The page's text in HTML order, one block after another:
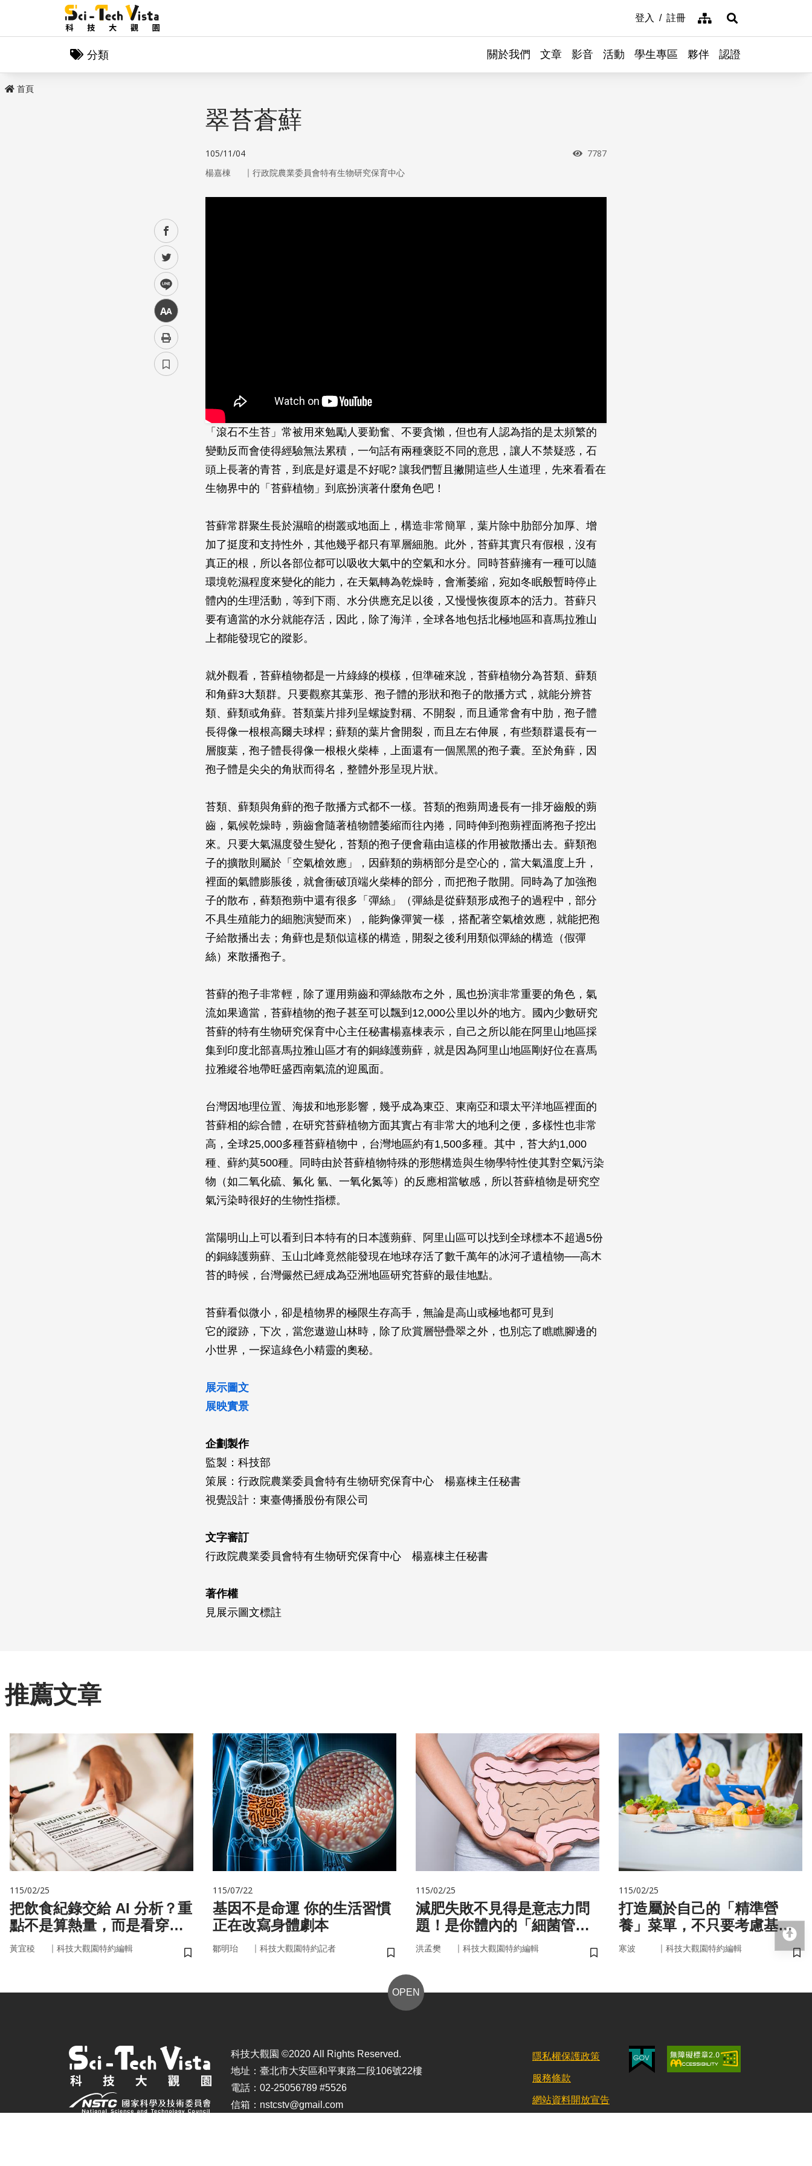
登入 註冊 網站導覽展開搜尋
分類 關於我們 文章 影音 活動 學生專區 夥伴 認證
首頁
facebook
twitter
line
中
翠苔蒼蘚
105/11/04 瀏覽次數
7787
楊嘉棟 ｜ 行政院農業委員會特有生物研究保育中心
「滾石不生苔」常被用來勉勵人要勤奮、不要貪懶，但也有人認為指的是太頻繁的
變動反而會使得經驗無法累積，一句話有兩種褒貶不同的意思，讓人不禁疑惑，石
頭上長著的青苔，到底是好還是不好呢? 讓我們暫且撇開這些人生道理，先來看看在
生物界中的「苔蘚植物」到底扮演著什麼角色吧！
苔蘚常群聚生長於濕暗的樹叢或地面上，構造非常簡單，葉片除中肋部分加厚、增
加了挺度和支持性外，其他幾乎都只有單層細胞。此外，苔蘚其實只有假根，沒有
真正的根，所以各部位都可以吸收大氣中的空氣和水分。同時苔蘚擁有一種可以隨
環境乾濕程度來變化的能力，在天氣轉為乾燥時，會漸萎縮，宛如冬眠般暫時停止
體內的生理活動，等到下雨、水分供應充足以後，又慢慢恢復原本的活力。苔蘚只
要有適當的水分就能存活，因此，除了海洋，全球各地包括北極地區和喜馬拉雅山
上都能發現它的蹤影。
就外觀看，苔蘚植物都是一片綠綠的模樣，但準確來說，苔蘚植物分為苔類、蘚類
和角蘚3大類群。只要觀察其葉形、孢子體的形狀和孢子的散播方式，就能分辨苔
類、蘚類或角蘚。苔類葉片排列呈螺旋對稱、不開裂，而且通常會有中肋，孢子體
長得像一根根高爾夫球桿；蘚類的葉片會開裂，而且左右伸展，有些類群還長有一
層腹葉，孢子體長得像一根根火柴棒，上面還有一個黑黑的孢子囊。至於角蘚，因
孢子體是尖尖的角狀而得名，整體外形呈現片狀。
苔類、蘚類與角蘚的孢子散播方式都不一樣。苔類的孢蒴周邊長有一排牙齒般的蒴
齒，氣候乾燥時，蒴齒會隨著植物體萎縮而往內捲，同時伸到孢蒴裡面將孢子挖出
來。只要大氣濕度發生變化，苔類的孢子便會藉由這樣的作用被散播出去。蘚類孢
子的擴散則屬於「空氣槍效應」，因蘚類的蒴柄部分是空心的，當大氣溫度上升，
裡面的氣體膨脹後，就會衝破頂端火柴棒的部分，而把孢子散開。同時為了加強孢
子的散布，藓類孢蒴中還有很多「彈絲」（彈絲是從蘚類形成孢子的過程中，部分
不具生殖能力的細胞演變而來），能夠像彈簧一樣 ，搭配著空氣槍效應，就能把孢
子給散播出去；角蘚也是類似這樣的構造，開裂之後利用類似彈絲的構造（假彈
絲）來散播孢子。
苔蘚的孢子非常輕，除了運用蒴齒和彈絲散布之外，風也扮演非常重要的角色，氣
流如果適當，苔蘚植物的孢子甚至可以飄到12,000公里以外的地方。國內少數研究
苔蘚的特有生物研究保育中心主任秘書楊嘉棟表示，自己之所以能在阿里山地區採
集到印度北部喜馬拉雅山區才有的銅綠護蒴蘚，就是因為阿里山地區剛好位在喜馬
拉雅縱谷地帶旺盛西南氣流的迎風面。
台灣因地理位置、海拔和地形影響，幾乎成為東亞、東南亞和環太平洋地區裡面的
苔蘚相的綜合體，在研究苔蘚植物方面其實占有非常大的地利之便，多樣性也非常
高，全球25,000多種苔蘚植物中，台灣地區約有1,500多種。其中，苔大約1,000
種、蘚約莫500種。同時由於苔蘚植物特殊的形態構造與生物學特性使其對空氣污染
物（如二氧化硫、氟化 氫、一氧化氮等）的反應相當敏感，所以苔蘚植物是研究空
氣污染時很好的生物性指標。
當陽明山上可以看到日本特有的日本護蒴蘚、阿里山區可以找到全球標本不超過5份
的銅綠護蒴蘚、玉山北峰竟然能發現在地球存活了數千萬年的冰河孑遺植物──高木
苔的時候，台灣儼然已經成為亞洲地區研究苔蘚的最佳地點。
苔蘚看似微小，卻是植物界的極限生存高手，無論是高山或極地都可見到
它的蹤跡，下次，當您遨遊山林時，除了欣賞層巒疊翠之外，也別忘了瞧瞧腳邊的
小世界，一探這綠色小精靈的奧秘。
展示圖文
展映實景
企劃製作
監製：科技部
策展：行政院農業委員會特有生物研究保育中心 楊嘉棟主任秘書
視覺設計：東臺傳播股份有限公司
文字審訂
行政院農業委員會特有生物研究保育中心 楊嘉棟主任秘書
著作權
見展示圖文標註
推薦文章
115/02/25
把飲食紀錄交給 AI 分析？重
點不是算熱量，而是看穿你
的「飲食習慣」
黃宜稜 ｜ 科技大觀園特約編輯
儲存書籤
115/07/22
基因不是命運 你的生活習慣
正在改寫身體劇本
鄒明珆 ｜ 科技大觀園特約記者
儲存書籤
115/02/25
減肥失敗不見得是意志力問
題！是你體內的「細菌管
家」在幫你囤油
洪孟樊 ｜ 科技大觀園特約編輯
儲存書籤
115/02/25
打造屬於自己的「精準營
養」菜單，不只要考慮基
因，關鍵更在腸道微生物
寒波 ｜ 科技大觀園特約編輯
儲
OPEN
科技大觀園 ©2020 All Rights Reserved.
地址：臺北市大安區和平東路二段106號22樓
電話：02-25056789 #5526
信箱：nstcstv@gmail.com
隱私權保護政策
服務條款
網站資料開放宣告
回